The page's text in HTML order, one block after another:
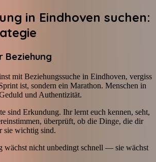
in Eindhoven suchen:
Beziehung
mit Beziehungssuche in Eindhoven, vergiss
ist, sondern ein Marathon. Menschen in
und Authentizität.
sind Erkundung. Ihr lernt euch kennen, seht,
überprüft, ob die Dinge, die dir
sie wichtig sind.
wächst nicht unbedingt schnell — sie wächst